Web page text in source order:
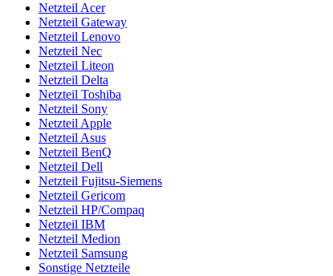
Netzteil Acer
Netzteil Gateway
Netzteil Lenovo
Netzteil Nec
Netzteil Liteon
Netzteil Delta
Netzteil Toshiba
Netzteil Sony
Netzteil Apple
Netzteil Asus
Netzteil BenQ
Netzteil Dell
Netzteil Fujitsu-Siemens
Netzteil Gericom
Netzteil HP/Compaq
Netzteil IBM
Netzteil Medion
Netzteil Samsung
Sonstige Netzteile